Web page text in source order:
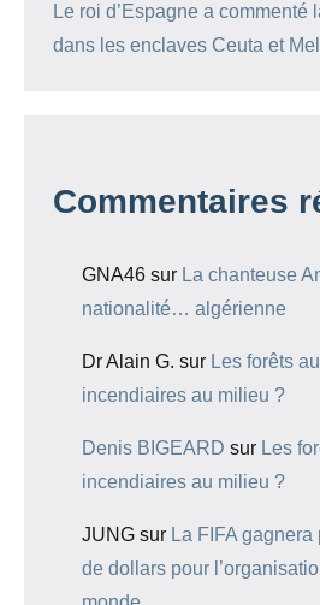
Le roi d’Espagne a commenté
dans les enclaves Ceuta et
Commentaires
GNA46 sur La chanteuse
nationalité… algérienne
Dr Alain G. sur Les forêts
incendiaires au milieu ?
Denis BIGEARD sur Les
incendiaires au milieu ?
JUNG sur La FIFA
de dollars pour